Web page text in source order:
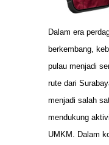
Dalam era
berkembang,
pulau menjadi
rute dari
menjadi salah
mendukung
UMKM. Dalam